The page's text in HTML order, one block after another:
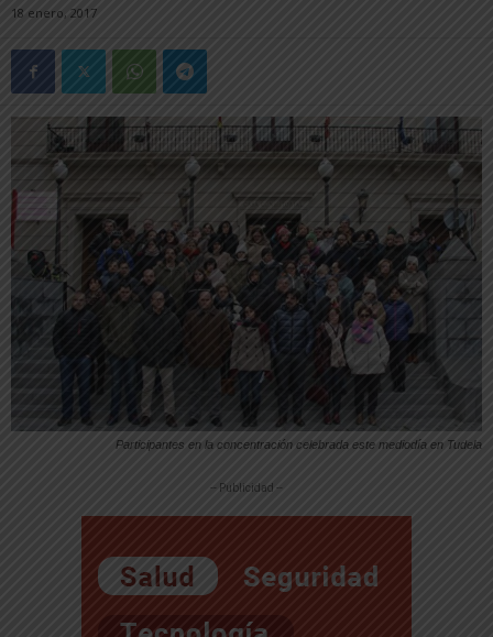
18 enero, 2017
Participantes en la concentración celebrada este mediodía en Tudela
-- Publicidad --